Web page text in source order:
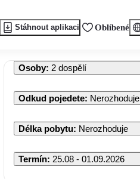
Stáhnout aplikaci Oblíbené
Osoby: 2 dospělí
Odkud pojedete: Nerozhoduje
Délka pobytu: Nerozhoduje
Termín: 25.08 - 01.09.2026